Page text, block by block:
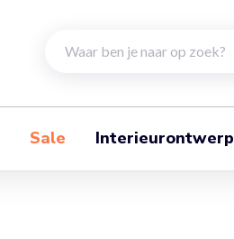
Sale Interieurontwerp